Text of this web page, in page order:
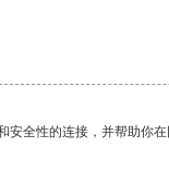
全性的连接，并帮助你在